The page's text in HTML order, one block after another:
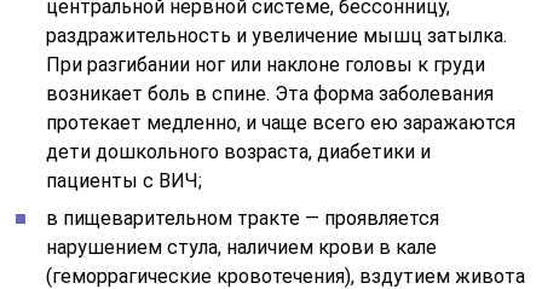
центральной нервной системе, бессонницу,
раздражительность и увеличение мышц затылка.
При разгибании ног или наклоне головы к груди
возникает боль в спине. Эта форма заболевания
протекает медленно, и чаще всего ею заражаются
дети дошкольного возраста, диабетики и
пациенты с ВИЧ;
в пищеварительном тракте — проявляется
нарушением стула, наличием крови в кале
(геморрагические кровотечения), вздутием живота